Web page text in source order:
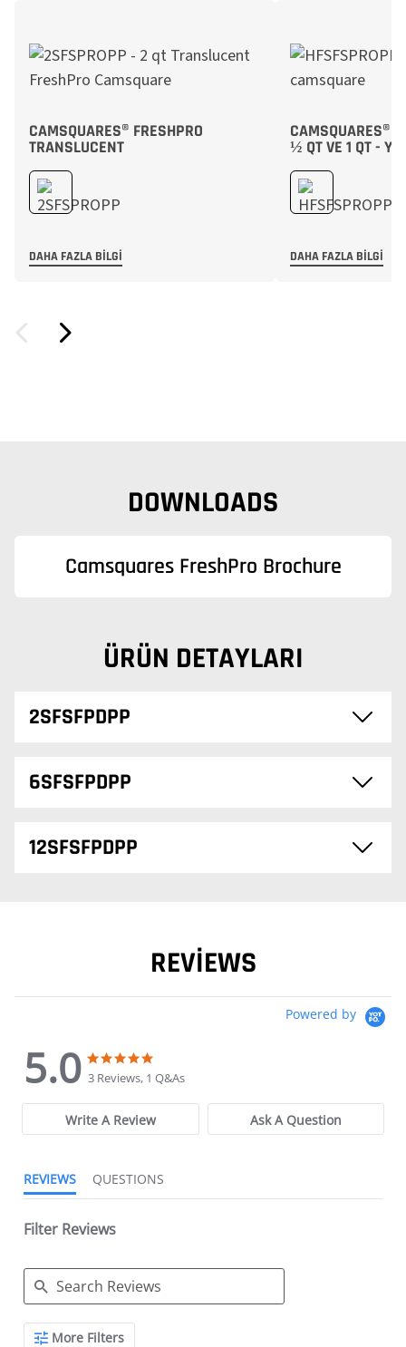
CAMSQUARES® FRESHPRO
TRANSLUCENT
DAHA FAZLA BILGI
CAMSQUARES®
½ QT VE 1 QT -
DAHA FAZLA BILGI
DOWNLOADS
Camsquares FreshPro Brochure
ÜRÜN DETAYLARI
2SFSFPDPP
6SFSFPDPP
12SFSFPDPP
REVIEWS
Powered by
5.0
5.0 star rating
3 Reviews, 1 Q&As
Write A Review Ask A Question
REVIEWS QUESTIONS
Filter Reviews
Search Reviews
More Filters